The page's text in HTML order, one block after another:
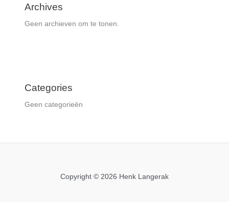
Archives
Geen archieven om te tonen.
Categories
Geen categorieën
Copyright © 2026 Henk Langerak